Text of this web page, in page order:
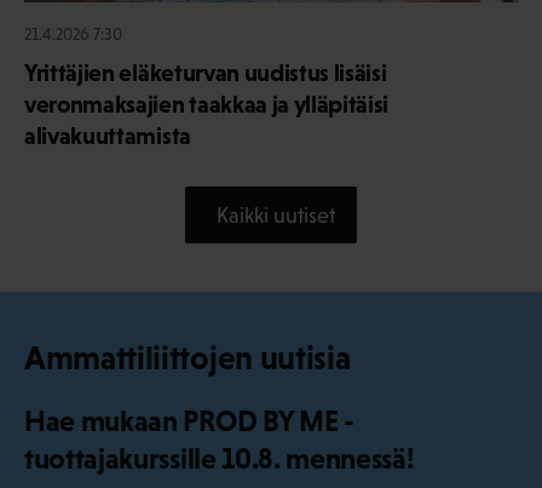
21.4.2026 7:30
Yrittäjien eläketurvan uudistus lisäisi
veronmaksajien taakkaa ja ylläpitäisi
alivakuuttamista
Kaikki uutiset
Ammattiliittojen uutisia
Hae mukaan PROD BY ME -
tuottajakurssille 10.8. mennessä!